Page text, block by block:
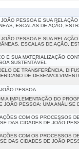
PESSOA E SUA
ESCALAS DE AÇÃO,
PESSOA E SUA
ESCALAS DE AÇÃO,
E SUA MATERIALIZAÇÃO
SUSTENTÁVEL
DE TRANSFERÊNCIA,
DE
PESSOA
A IMPLEMENTAÇÃO DO
PESSOA: UMA ANÁLISE
COM OS PROCESSOS
DAS CIDADES DE JOÃO
COM OS PROCESSOS
DAS CIDADES DE JOÃO